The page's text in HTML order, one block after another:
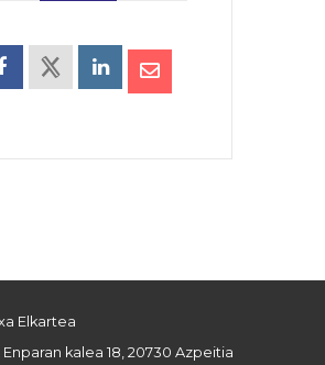
Elkartea
kalea 18, 20730 Azpeitia